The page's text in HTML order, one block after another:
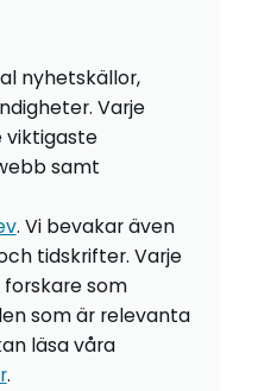
nyhetskällor,
Varje
viktigaste
samt
. Vi bevakar även
tidskrifter. Varje
forskare som
som är relevanta
läsa våra
.